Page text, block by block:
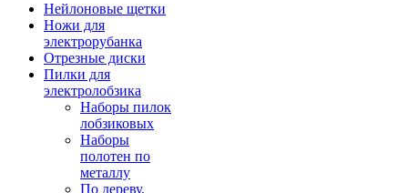
Нейлоновые щетки
Ножи для
электрорубанка
Отрезные диски
Пилки для
электролобзика
Наборы пилок
лобзиковых
Наборы
полотен по
металлу
По дереву,